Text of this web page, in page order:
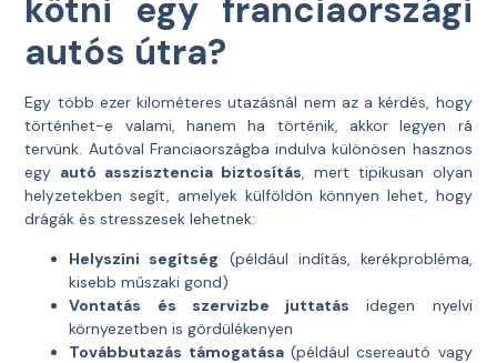
kötni egy franciaországi
autós útra?
Egy több ezer kilométeres utazásnál nem az a kérdés, hogy
történhet-e valami, hanem ha történik, akkor legyen rá
tervünk. Autóval Franciaországba indulva különösen hasznos
egy autó asszisztencia biztosítás, mert tipikusan olyan
helyzetekben segít, amelyek külföldön könnyen lehet, hogy
drágák és stresszesek lehetnek:
Helyszíni segítség (például indítás, kerékprobléma,
kisebb műszaki gond)
Vontatás és szervizbe juttatás idegen nyelvi
környezetben is gördülékenyen
Továbbutazás támogatása(például csereautó vagy